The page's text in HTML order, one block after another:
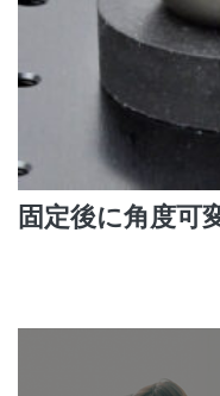
固定後に角度可